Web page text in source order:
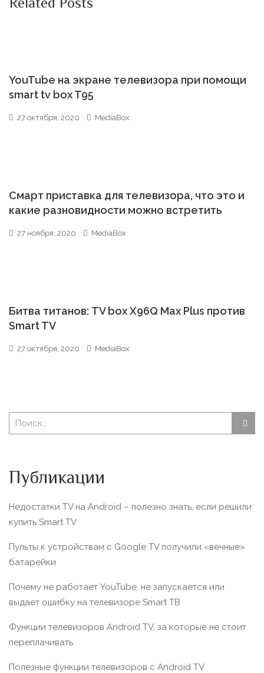
YouTube на экране телевизора при помощи
smart tv box T95
27 октября, 2020 MediaBox
Смарт приставка для телевизора, что это и
какие разновидности можно встретить
27 ноября, 2020 MediaBox
Битва титанов: TV box X96Q Max Plus против
Smart TV
27 октября, 2020 MediaBox
Публикации
Недостатки TV на Android – полезно знать, если решили
купить Smart TV
Пульты к устройствам с Google TV получили «вечные»
батарейки
Почему не работает YouTube, не запускается или
выдает ошибку на телевизоре Smart TВ
Функции телевизоров Android TV, за которые не стоит
переплачивать
Полезные функции телевизоров c Android TV